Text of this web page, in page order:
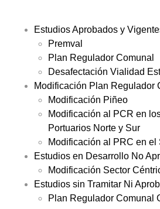
Estudios Aprobados y
Premval
Plan Regulador Comunal
Desafectación Vialidad
Modificación Plan Regulador
Modificación Piñeo
Modificación al PCR en
Portuarios Norte y Sur
Modificación al PRC en el
Estudios en Desarrollo No
Modificación Sector
Estudios sin Tramitar Ni
Plan Regulador Comunal